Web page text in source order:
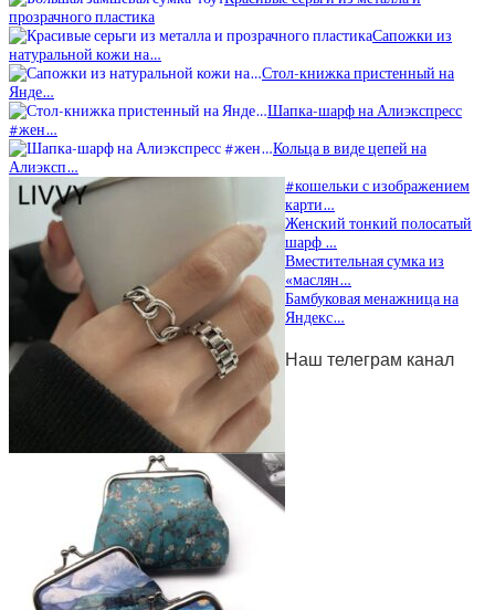
прозрачного пластика
Сапожки из
натуральной кожи на…
Стол-книжка пристенный на
Янде…
Шапка-шарф на Алиэкспресс
#жен…
Кольца в виде цепей на
Алиэксп…
#кошельки с изображением
карти…
Женский тонкий полосатый
шарф …
Вместительная сумка из
«маслян…
Бамбуковая менажница на
Яндекс…
Наш телеграм канал